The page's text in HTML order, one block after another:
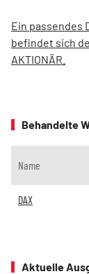
Ein passendes
befindet sich
AKTIONÄR.
Behandelte
Name
DAX
Aktuelle